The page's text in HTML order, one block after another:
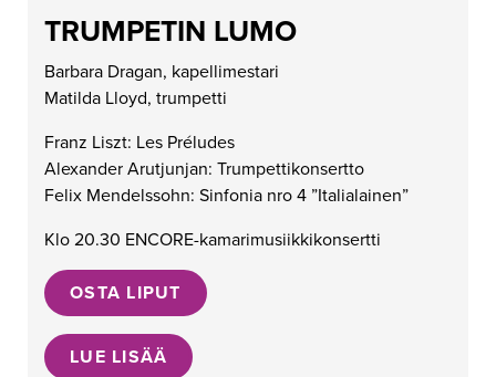
TRUMPETIN LUMO
Barbara Dragan, kapellimestari
Matilda Lloyd, trumpetti
Franz Liszt: Les Préludes
Alexander Arutjunjan: Trumpettikonsertto
Felix Mendelssohn: Sinfonia nro 4 ”Italialainen”
Klo 20.30 ENCORE-kamarimusiikkikonsertti
OSTA LIPUT
LUE LISÄÄ